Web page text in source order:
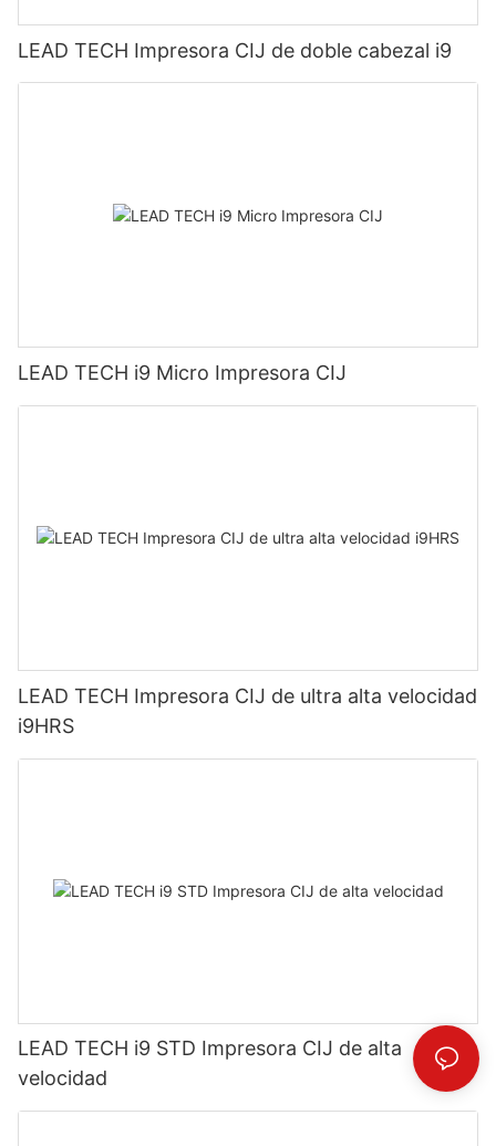
LEAD TECH Impresora CIJ de doble cabezal i9
LEAD TECH i9 Micro Impresora CIJ
LEAD TECH Impresora CIJ de ultra alta velocidad
i9HRS
LEAD TECH i9 STD Impresora CIJ de alta
velocidad